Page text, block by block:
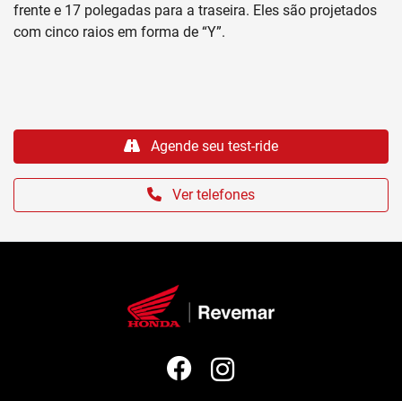
frente e 17 polegadas para a traseira. Eles são projetados
com cinco raios em forma de “Y”.
Ver telefones
Agende seu test-ride